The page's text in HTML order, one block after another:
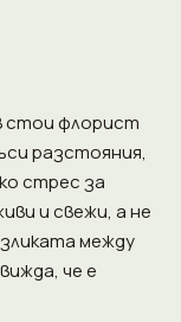
стои флорист
разстояния,
стрес за
и свежи, а не
между
че е